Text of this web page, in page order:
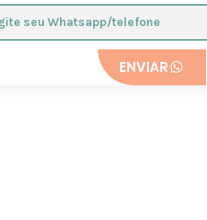
ENVIAR